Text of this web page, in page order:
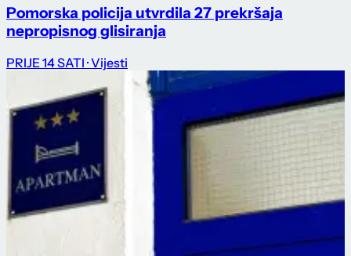
Pomorska policija utvrdila 27 prekršaja
nepropisnog glisiranja
PRIJE 14 SATI · Vijesti